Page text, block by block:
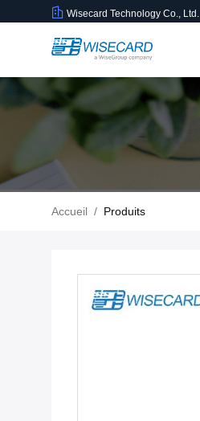
Wisecard Technology Co., Ltd.
Accueil / Produits